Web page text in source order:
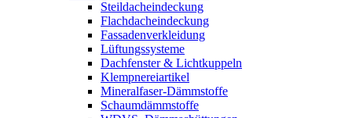
Steildacheindeckung
Flachdacheindeckung
Fassadenverkleidung
Lüftungssysteme
Dachfenster & Lichtkuppeln
Klempnereiartikel
Mineralfaser-Dämmstoffe
Schaumdämmstoffe